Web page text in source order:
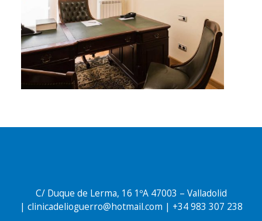
C/ Duque de Lerma, 16 1ºA 47003 – Valladolid
| clinicadelioguerro@hotmail.com | +34983 307 238